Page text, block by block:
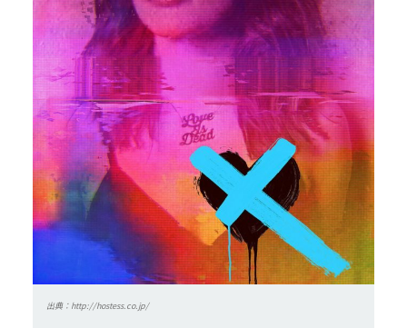
出典：http://hostess.co.jp/